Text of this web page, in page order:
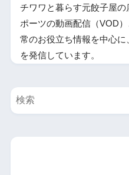
チワワと暮らす元餃子屋
ポーツの動画配信（VOD
常のお役立ち情報を中心
を発信しています。